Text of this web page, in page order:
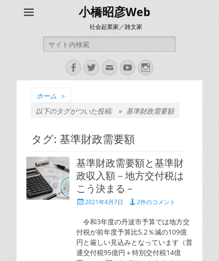
小橋昭彦Web
社会起業家／雑文家
索:
Facebook
Twitter
メ
ー
YouTubeInstagram
ホーム ＞
以下のタグがついた投稿: » 基準財政需要額
タグ: 基準財政需要額
基準財政需要額と基準財
政収入額－地方交付税は
こう決まる－
投 2021年4月7日 2件のコメント
令和3年度の丹波市予算では地方交
付税が前年度予算比5.2％減の109億
円と厳しい見込みとなっています（普
通交付税95億円＋特別交付税14億